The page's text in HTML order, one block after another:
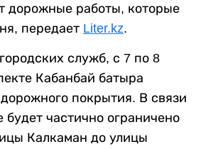
дорожные работы, которые
передает Liter.kz.
служб, с 7 по 8
Кабанбай батыра
покрытия. В связи
частично ограничено
Калкаман до улицы